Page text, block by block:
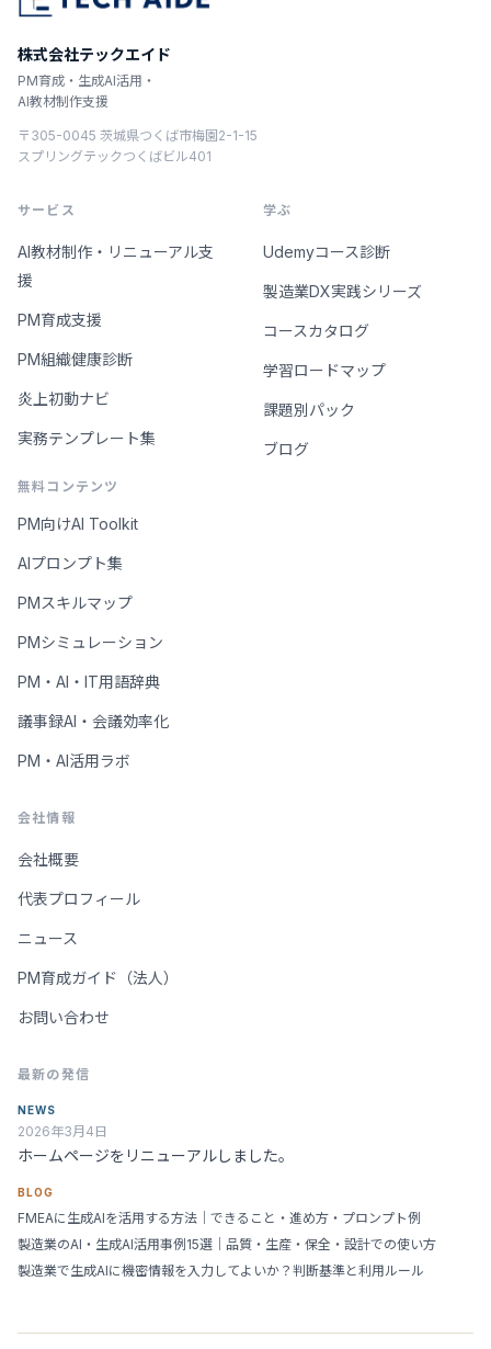
株式会社テックエイド
PM育成・生成AI活用・
AI教材制作支援
〒305-0045 茨城県つくば市梅園2-1-15
スプリングテックつくばビル401
サービス
AI教材制作・リニューアル支
援
PM育成支援
PM組織健康診断
炎上初動ナビ
実務テンプレート集
無料コンテンツ
PM向けAI Toolkit
AIプロンプト集
PMスキルマップ
PMシミュレーション
PM・AI・IT用語辞典
議事録AI・会議効率化
PM・AI活用ラボ
学ぶ
Udemyコース診断
製造業DX実践シリーズ
コースカタログ
学習ロードマップ
課題別パック
ブログ
会社情報
会社概要
代表プロフィール
ニュース
PM育成ガイド（法人）
お問い合わせ
最新の発信
NEWS
2026年3月4日
ホームページをリニューアルしました。
BLOG
FMEAに生成AIを活用する方法｜できること・進め方・プロンプト例
製造業のAI・生成AI活用事例15選｜品質・生産・保全・設計での使い方
製造業で生成AIに機密情報を入力してよいか？判断基準と利用ルール